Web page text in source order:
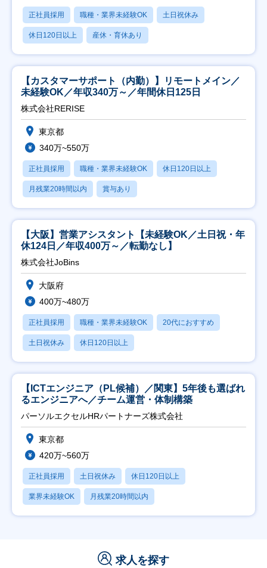
正社員採用 職種・業界未経験OK 土日祝休み
休日120日以上 産休・育休あり
【カスタマーサポート（内勤）】リモートメイン／
未経験OK／年収340万～／年間休日125日
株式会社RERISE
東京都
340万~550万
正社員採用 職種・業界未経験OK 休日120日以上
月残業20時間以内 賞与あり
【大阪】営業アシスタント【未経験OK／土日祝・年
休124日／年収400万～／転勤なし】
株式会社JoBins
大阪府
400万~480万
正社員採用 職種・業界未経験OK 20代におすすめ
土日祝休み 休日120日以上
【ICTエンジニア（PL候補）／関東】5年後も選ばれ
るエンジニアへ／チーム運営・体制構築
パーソルエクセルHRパートナーズ株式会社
東京都
420万~560万
正社員採用 土日祝休み 休日120日以上
業界未経験OK 月残業20時間以内
求人を探す